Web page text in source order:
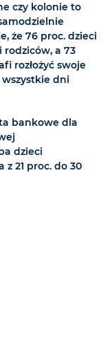
czy kolonie to
że 76 proc. dzieci
a 73
rozłożyć swoje
dni
bankowe dla
dzieci
z 21 proc. do 30